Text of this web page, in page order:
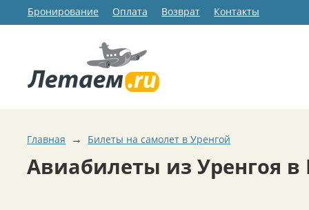
Бронирование Оплата Возврат Контакты
Главная → Билеты на самолет в Уренгой
Авиабилеты из Уренгоя в